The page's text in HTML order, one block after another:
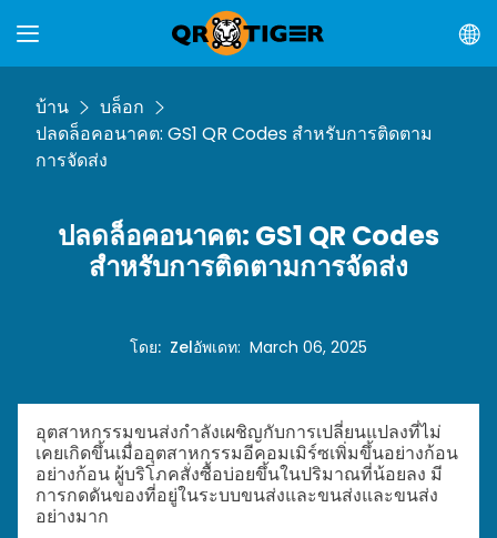
บ้าน
บล็อก
ปลดล็อคอนาคต: GS1 QR Codes สำหรับการติดตาม
การจัดส่ง
ปลดล็อคอนาคต: GS1 QR Codes
สำหรับการติดตามการจัดส่ง
โดย: Zelอัพเดท: March 06, 2025
อุตสาหกรรมขนส่งกำลังเผชิญกับการเปลี่ยนแปลงที่ไม่
เคยเกิดขึ้นเมื่ออุตสาหกรรมอีคอมเมิร์ซเพิ่มขึ้นอย่างก้อน
อย่างก้อน ผู้บริโภคสั่งซื้อบ่อยขึ้นในปริมาณที่น้อยลง มี
การกดดันของที่อยู่ในระบบขนส่งและขนส่งและขนส่ง
อย่างมาก